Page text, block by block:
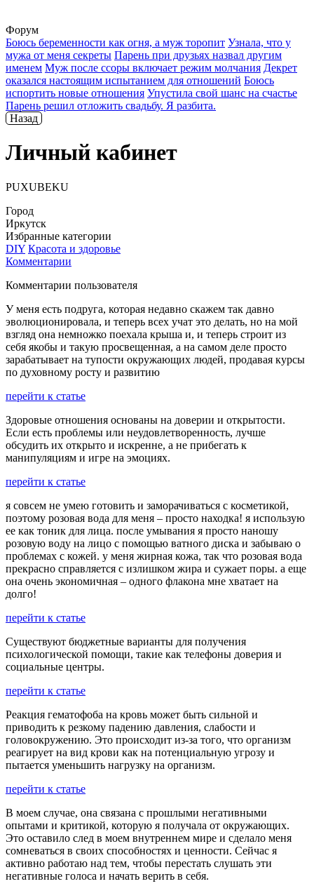
Форум
Боюсь беременности как огня, а муж торопит Узнала, что у
мужа от меня секреты Парень при друзьях назвал другим
именем Муж после ссоры включает режим молчания Декрет
оказался настоящим испытанием для отношений Боюсь
испортить новые отношения Упустила свой шанс на счастье
Парень решил отложить свадьбу. Я разбита.
Назад
Личный кабинет
PUXUBEKU
Город
Иркутск
Избранные категории
DIY Красота и здоровье
Комментарии
Комментарии пользователя
У меня есть подруга, которая недавно скажем так давно
эволюционировала, и теперь всех учат это делать, но на мой
взгляд она немножко поехала крыша и, и теперь строит из
себя якобы и такую просвещенная, а на самом деле просто
зарабатывает на тупости окружающих людей, продавая курсы
по духовному росту и развитию
перейти к статье
Здоровые отношения основаны на доверии и открытости.
Если есть проблемы или неудовлетворенность, лучше
обсудить их открыто и искренне, а не прибегать к
манипуляциям и игре на эмоциях.
перейти к статье
я совсем не умею готовить и заморачиваться с косметикой,
поэтому розовая вода для меня – просто находка! я использую
ее как тоник для лица. после умывания я просто наношу
розовую воду на лицо с помощью ватного диска и забываю о
проблемах с кожей. у меня жирная кожа, так что розовая вода
прекрасно справляется с излишком жира и сужает поры. а еще
она очень экономичная – одного флакона мне хватает на
долго!
перейти к статье
Существуют бюджетные варианты для получения
психологической помощи, такие как телефоны доверия и
социальные центры.
перейти к статье
Реакция гематофоба на кровь может быть сильной и
приводить к резкому падению давления, слабости и
головокружению. Это происходит из-за того, что организм
реагирует на вид крови как на потенциальную угрозу и
пытается уменьшить нагрузку на организм.
перейти к статье
В моем случае, она связана с прошлыми негативными
опытами и критикой, которую я получала от окружающих.
Это оставило след в моем внутреннем мире и сделало меня
сомневаться в своих способностях и ценности. Сейчас я
активно работаю над тем, чтобы перестать слушать эти
негативные голоса и начать верить в себя.